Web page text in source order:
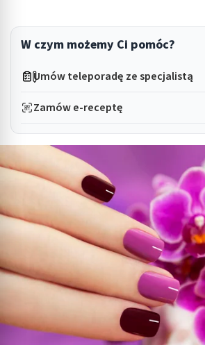
W czym możemy Ci pomóc?
Umów teleporadę ze specjalistą
Zamów e-receptę